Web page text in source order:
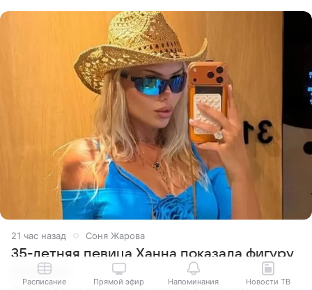
21 час назад Соня Жарова
35-летняя певица Ханна показала фигуру
в бикини
Расписание Прямой эфир Напоминания Новости ТВ